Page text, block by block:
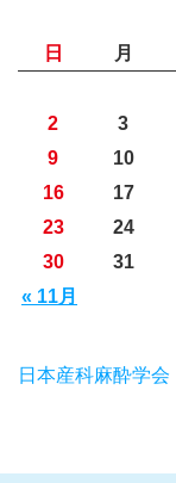
日 月
« 11月
2
3
9
10
16
17
23
24
30
31
日本産科麻酔学会